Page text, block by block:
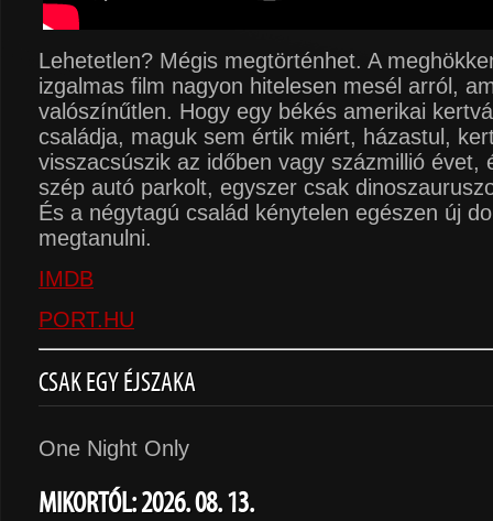
Lehetetlen? Mégis megtörténhet. A
izgalmas film nagyon hitelesen mesél arról,
valószínűtlen. Hogy egy békés amerikai
családja, maguk sem értik miért, házastul,
visszacsúszik az időben vagy százmillió évet,
szép autó parkolt, egyszer csak
És a négytagú család kénytelen egészen új
megtanulni.
IMDB
PORT.HU
CSAK EGY ÉJSZAKA
One Night Only
MIKORTÓL: 2026. 08. 13.